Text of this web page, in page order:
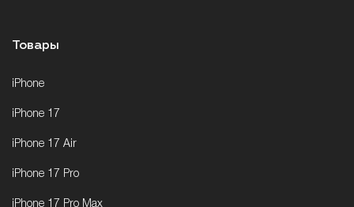
Товары
iPhone
iPhone 17
iPhone 17 Air
iPhone 17 Pro
iPhone 17 Pro Max